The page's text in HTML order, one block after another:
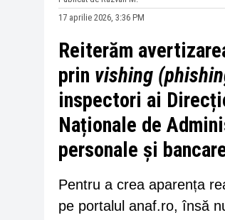
17 aprilie 2026, 3:36 PM
Reiterăm
prin vishing
inspectori ai
Naționale de
personale și
Pentru a crea aparența
pe portalul anaf.ro, însă